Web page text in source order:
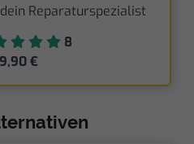
Reparaturspezialist
8
€